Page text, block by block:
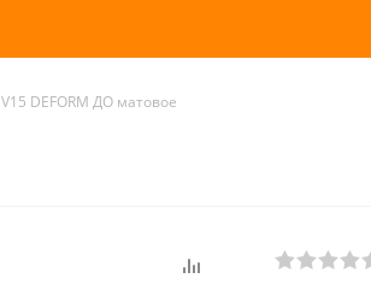
V15 DEFORM ДО матовое